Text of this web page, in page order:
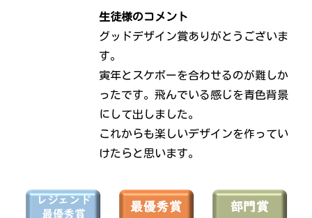
生徒様のコメント
グッドデザイン賞ありがとうございま
す。
寅年とスケボーを合わせるのが難しか
ったです。飛んでいる感じを青色背景
にして出しました。
これからも楽しいデザインを作ってい
けたらと思います。